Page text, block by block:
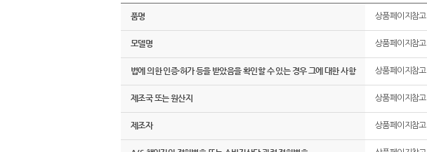
품명 상품페이지참고
모델명 상품페이지참고
법에 의한 인증·허가 등을 받았음을 확인할 수 있는 경우 그에 대한 사항 상품페이지참고
제조국 또는 원산지 상품페이지참고
제조자 상품페이지참고